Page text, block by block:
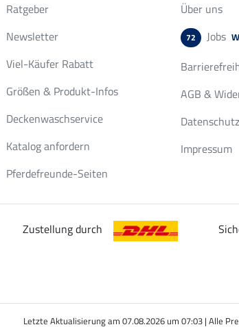
Ratgeber
Newsletter
Viel-Käufer Rabatt
Größen & Produkt-Infos
Deckenwaschservice
Katalog anfordern
Pferdefreunde-Seiten
Über uns
72 Jobs
AGB &
Impressum
Zustellung durch
Letzte Aktualisierung am 07.08.2026 um 07:03 | Alle